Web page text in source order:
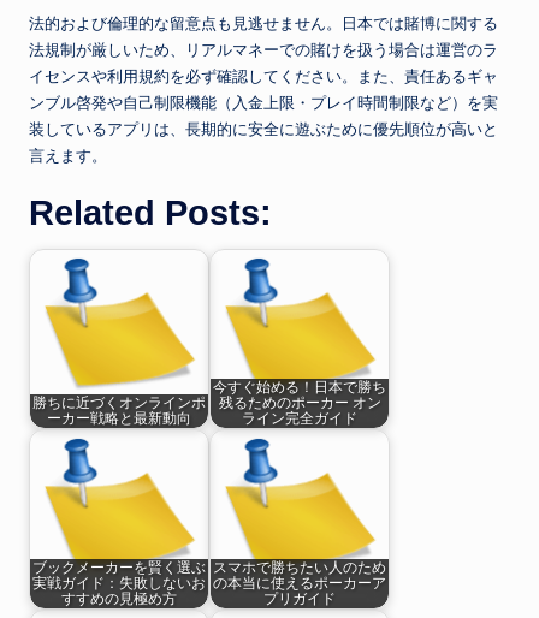
法的および倫理的な留意点も見逃せません。日本では賭博に関する
法規制が厳しいため、リアルマネーでの賭けを扱う場合は運営のラ
イセンスや利用規約を必ず確認してください。また、責任あるギャ
ンブル啓発や自己制限機能（入金上限・プレイ時間制限など）を実
装しているアプリは、長期的に安全に遊ぶために優先順位が高いと
言えます。
Related Posts:
勝ちに近づくオンラインポ
ーカー戦略と最新動向
今すぐ始める！日本で勝ち
残るためのポーカー オン
ライン完全ガイド
ブックメーカーを賢く選ぶ
実戦ガイド：失敗しないお
すすめの見極め方
スマホで勝ちたい人のため
の本当に使えるポーカーア
プリガイド